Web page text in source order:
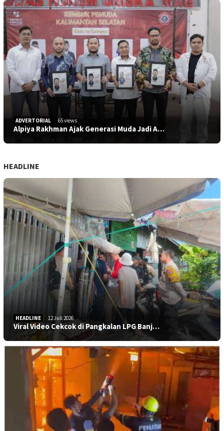
ADVERTORIAL 65 views
Alpiya Rakhman Ajak Generasi Muda Jadi A…
HEADLINE
HEADLINE 12 Juli 2026
Viral Video Cekcok di Pangkalan LPG Banj…